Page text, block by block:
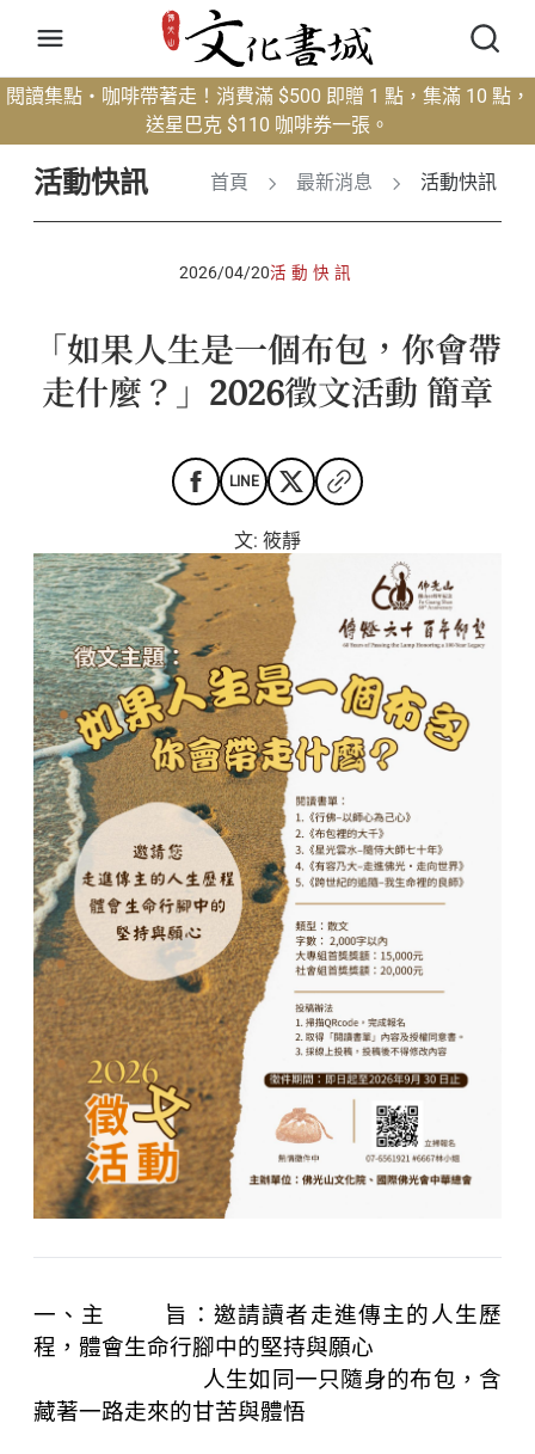
閱讀集點・咖啡帶著走！消費滿 $500 即贈 1 點，集滿 10 點，
送星巴克 $110 咖啡券一張。
活動快訊 首頁 最新消息 活動快訊
2026/04/20活動快訊
「如果人生是一個布包，你會帶
走什麼？」2026徵文活動 簡章
LINE
文: 筱靜
一、主
旨：邀請讀者走進傳主的人生歷
程，體會生命行腳中的堅持與願心
人生如同一只隨身的布包，含
藏著一路走來的甘苦與體悟